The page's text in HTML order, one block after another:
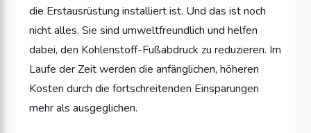
die Erstausrüstung installiert ist. Und das ist noch
nicht alles. Sie sind umweltfreundlich und helfen
dabei, den Kohlenstoff-Fußabdruck zu reduzieren. Im
Laufe der Zeit werden die anfänglichen, höheren
Kosten durch die fortschreitenden Einsparungen
mehr als ausgeglichen.